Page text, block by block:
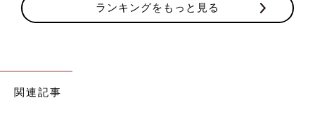
ランキングをもっと見る
関連記事